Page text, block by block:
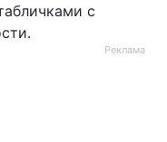
с
Реклама